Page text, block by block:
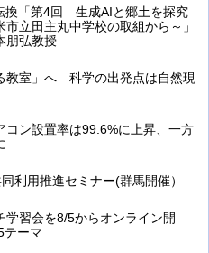
換「第4回 生成AIと郷土を探究
立田主丸中学校の取組から～」
朋弘教授
教室」へ 科学の出発点は自然現
コン設置率は99.6%に上昇、一方
利用推進セミナー(群馬開催）
習会を8/5からオンライン開
テーマ